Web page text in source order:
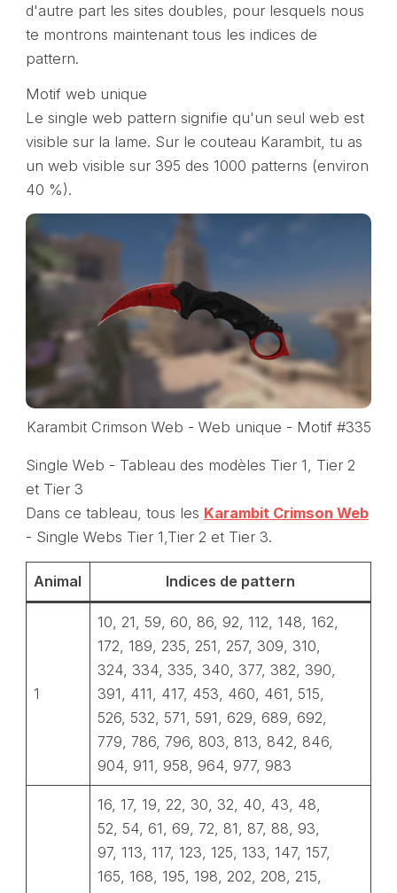
d'autre part les sites doubles, pour lesquels nous
te montrons maintenant tous les indices de
pattern.
Motif web unique
Le single web pattern signifie qu'un seul web est
visible sur la lame. Sur le couteau Karambit, tu as
un web visible sur 395 des 1000 patterns (environ
40 %).
Karambit Crimson Web - Web unique - Motif #335
Single Web - Tableau des modèles Tier 1, Tier 2
et Tier 3
Dans ce tableau, tous les Karambit Crimson Web
- Single Webs Tier 1,Tier 2 et Tier 3.
Animal Indices de pattern
1
10, 21, 59, 60, 86, 92, 112, 148, 162,
172, 189, 235, 251, 257, 309, 310,
324, 334, 335, 340, 377, 382, 390,
391, 411, 417, 453, 460, 461, 515,
526, 532, 571, 591, 629, 689, 692,
779, 786, 796, 803, 813, 842, 846,
904, 911, 958, 964, 977, 983
16, 17, 19, 22, 30, 32, 40, 43, 48,
52, 54, 61, 69, 72, 81, 87, 88, 93,
97, 113, 117, 123, 125, 133, 147, 157,
165, 168, 195, 198, 202, 208, 215,